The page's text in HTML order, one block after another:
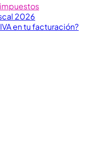
2026
en tu facturación?